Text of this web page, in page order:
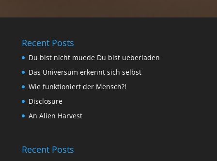
Recent Posts
Du bist nicht muede Du bist ueberladen
Das Universum erkennt sich selbst
Wie funktioniert der Mensch?!
Disclosure
An Alien Harvest
Recent Posts